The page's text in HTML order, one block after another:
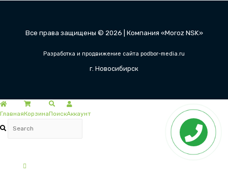
Все права защищены © 2026 | Компания «Moroz NSK»
Разработка и продвижение сайта podbor-media.ru
г. Новосибирск
ГлавнаяКорзинаПоискАккаунт